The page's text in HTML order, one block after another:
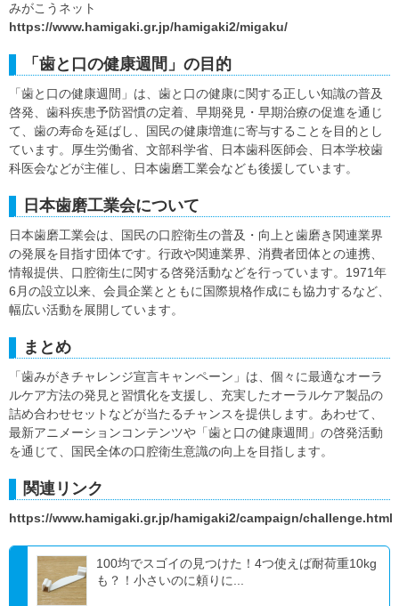
みがこうネット
https://www.hamigaki.gr.jp/hamigaki2/migaku/
「歯と口の健康週間」の目的
「歯と口の健康週間」は、歯と口の健康に関する正しい知識の普及
啓発、歯科疾患予防習慣の定着、早期発見・早期治療の促進を通じ
て、歯の寿命を延ばし、国民の健康増進に寄与することを目的とし
ています。厚生労働省、文部科学省、日本歯科医師会、日本学校歯
科医会などが主催し、日本歯磨工業会なども後援しています。
日本歯磨工業会について
日本歯磨工業会は、国民の口腔衛生の普及・向上と歯磨き関連業界
の発展を目指す団体です。行政や関連業界、消費者団体との連携、
情報提供、口腔衛生に関する啓発活動などを行っています。1971年
6月の設立以来、会員企業とともに国際規格作成にも協力するなど、
幅広い活動を展開しています。
まとめ
「歯みがきチャレンジ宣言キャンペーン」は、個々に最適なオーラ
ルケア方法の発見と習慣化を支援し、充実したオーラルケア製品の
詰め合わせセットなどが当たるチャンスを提供します。あわせて、
最新アニメーションコンテンツや「歯と口の健康週間」の啓発活動
を通じて、国民全体の口腔衛生意識の向上を目指します。
関連リンク
https://www.hamigaki.gr.jp/hamigaki2/campaign/challenge.html
100均でスゴイの見つけた！4つ使えば耐荷重10kg
も？！小さいのに頼りに...